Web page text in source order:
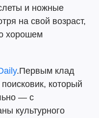
и ножные
на свой возраст,
хорошем
.Первым клад
который
— с
культурного